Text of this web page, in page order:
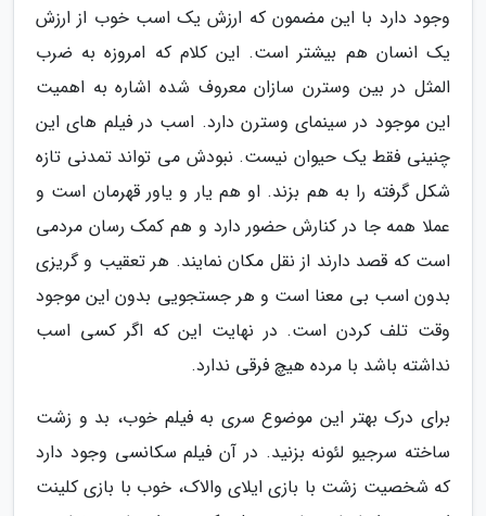
وجود دارد با این مضمون که ارزش یک اسب خوب از ارزش
یک انسان هم بیشتر است. این کلام که امروزه به ضرب
المثل در بین وسترن سازان معروف شده اشاره به اهمیت
این موجود در سینمای وسترن دارد. اسب در فیلم های این
چنینی فقط یک حیوان نیست. نبودش می تواند تمدنی تازه
شکل گرفته را به هم بزند. او هم یار و یاور قهرمان است و
عملا همه جا در کنارش حضور دارد و هم کمک رسان مردمی
است که قصد دارند از نقل مکان نمایند. هر تعقیب و گریزی
بدون اسب بی معنا است و هر جستجویی بدون این موجود
وقت تلف کردن است. در نهایت این که اگر کسی اسب
نداشته باشد با مرده هیچ فرقی ندارد.
برای درک بهتر این موضوع سری به فیلم خوب، بد و زشت
ساخته سرجیو لئونه بزنید. در آن فیلم سکانسی وجود دارد
که شخصیت زشت با بازی ایلای والاک، خوب با بازی کلینت